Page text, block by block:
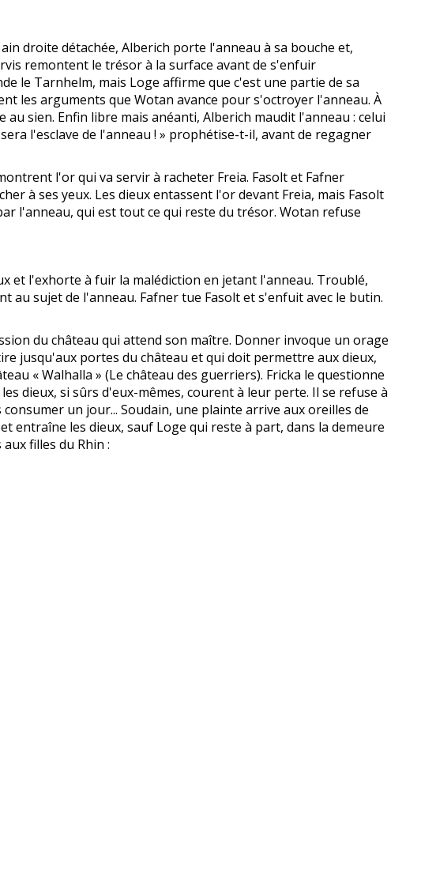
droite détachée, Alberich porte l'anneau à sa bouche et,
remontent le trésor à la surface avant de s'enfuir
le Tarnhelm, mais Loge affirme que c'est une partie de sa
les arguments que Wotan avance pour s'octroyer l'anneau. À
sien. Enfin libre mais anéanti, Alberich maudit l'anneau : celui
l'esclave de l'anneau ! » prophétise-t-il, avant de regagner
l'or qui va servir à racheter Freia. Fasolt et Fafner
à ses yeux. Les dieux entassent l'or devant Freia, mais Fasolt
l'anneau, qui est tout ce qui reste du trésor. Wotan refuse
et l'exhorte à fuir la malédiction en jetant l'anneau. Troublé,
au sujet de l'anneau. Fafner tue Fasolt et s'enfuit avec le butin.
du château qui attend son maître. Donner invoque un orage
jusqu'aux portes du château et qui doit permettre aux dieux,
« Walhalla » (Le château des guerriers). Fricka le questionne
dieux, si sûrs d'eux-mêmes, courent à leur perte. Il se refuse à
un jour... Soudain, une plainte arrive aux oreilles de
entraîne les dieux, sauf Loge qui reste à part, dans la demeure
filles du Rhin :